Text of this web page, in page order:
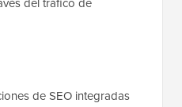
de SEO integradas